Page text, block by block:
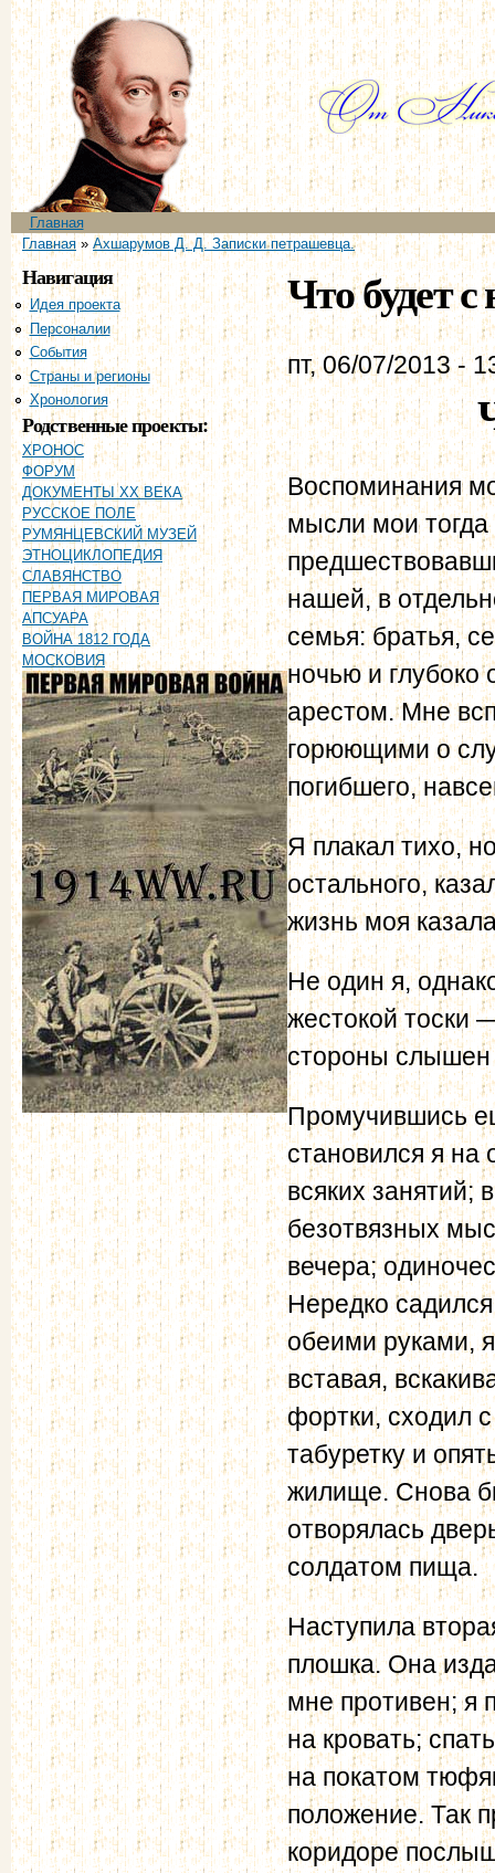
Главное меню
Главная
Вы здесь
Главная» Ахшарумов Д. Д. Записки петрашевца.
Навигация
Идея проекта
Персоналии
События
Страны и регионы
Хронология
Родственные проекты:
ХРОНОС
ФОРУМ
ДОКУМЕНТЫ XX ВЕКА
РУССКОЕ ПОЛЕ
РУМЯНЦЕВСКИЙ МУЗЕЙ
ЭТНОЦИКЛОПЕДИЯ
СЛАВЯНСТВО
ПЕРВАЯ МИРОВАЯ
АПСУАРА
ВОЙНА 1812 ГОДА
МОСКОВИЯ
Что будет
пт, 06/07/2013 -
Воспоминания
мысли мои
нашей, в
семья: братья,
ночью и
арестом. Мне
горюющими о
погибшего,
Я плакал тихо,
остального,
жизнь моя
Не один я,
жестокой тоски
стороны слышен
Промучившись
становился я на
всяких занятий;
безотвязных
вечера;
Нередко
обеими руками,
вставая,
фортки, сходил
табуретку и
жилище. Снова
отворялась
солдатом пища.
Наступила
плошка. Она
мне противен; я
на кровать;
на покатом
положение. Так
коридоре